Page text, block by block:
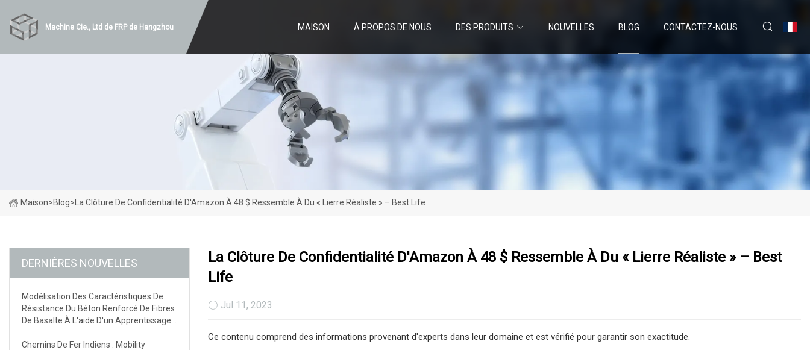
Machine Cie., Ltd de FRP de Hangzhou MAISON À PROPOS DE NOUS DES PRODUITS NOUVELLES BLOG CONTACTEZ-NOUS
Maison>Blog> La Clôture De Confidentialité D'Amazon À 48 $ Ressemble À Du « Lierre Réaliste » – Best Life
DERNIÈRES NOUVELLES
Modélisation Des Caractéristiques De
Résistance Du Béton Renforcé De Fibres
De Basalte À L'aide D'un Apprentissage
Une Interface Utilisateur Graphique
Chemins De Fer Indiens : Mobility
La Clôture De Confidentialité D'Amazon À 48 $ Ressemble À Du « Lierre Réaliste » – Best
Life
Jul 11, 2023
Ce contenu comprend des informations provenant d'experts dans leur domaine et est vérifié pour garantir son exactitude.